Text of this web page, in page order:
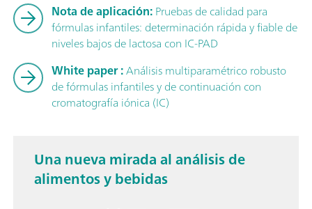
Nota de aplicación:Pruebas de calidad para
fórmulas infantiles: determinación rápida y fiable de
niveles bajos de lactosa con IC-PAD
White paper :Análisis multiparamétrico robusto
de fórmulas infantiles y de continuación con
cromatografía iónica (IC)
Una nueva mirada al análisis de
alimentos y bebidas